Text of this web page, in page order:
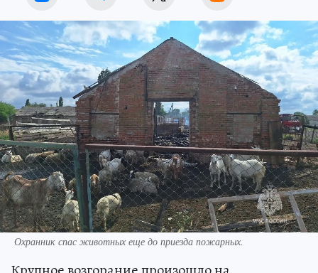
Охранник спас животных еще до приезда пожарных.